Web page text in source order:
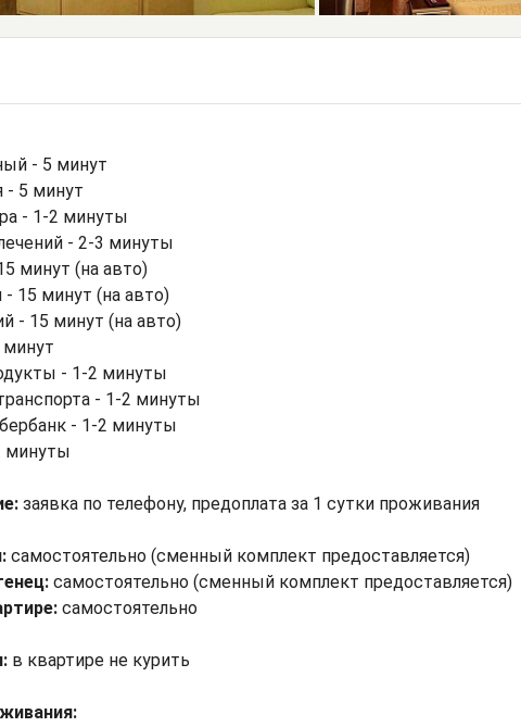
- 5 минут
- 5 минут
- 1-2 минуты
- 2-3 минуты
минут (на авто)
- 15 минут (на авто)
- 15 минут (на авто)
- 1-2 минуты
- 1-2 минуты
- 1-2 минуты
минуты
заявка по телефону, предоплата за 1 сутки проживания
самостоятельно (сменный комплект предоставляется)
самостоятельно (сменный комплект предоставляется)
самостоятельно
в квартире не курить